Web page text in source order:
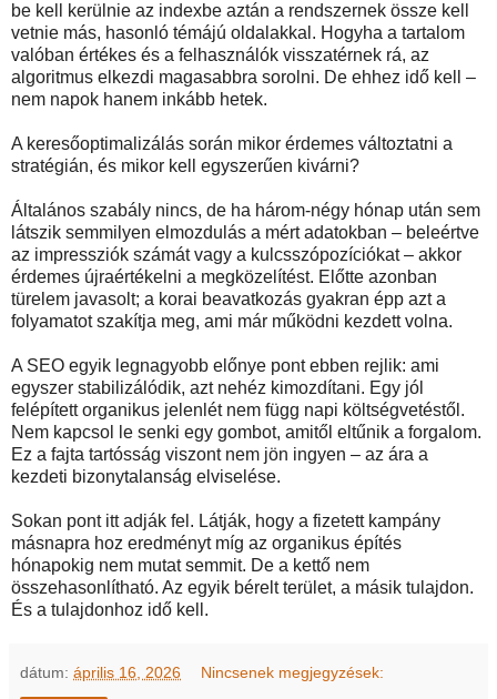
be kell kerülnie az indexbe aztán a rendszernek össze kell
vetnie más, hasonló témájú oldalakkal. Hogyha a tartalom
valóban értékes és a felhasználók visszatérnek rá, az
algoritmus elkezdi magasabbra sorolni. De ehhez idő kell –
nem napok hanem inkább hetek.
A keresőoptimalizálás során mikor érdemes változtatni a
stratégián, és mikor kell egyszerűen kivárni?
Általános szabály nincs, de ha három-négy hónap után sem
látszik semmilyen elmozdulás a mért adatokban – beleértve
az impressziók számát vagy a kulcsszópozíciókat – akkor
érdemes újraértékelni a megközelítést. Előtte azonban
türelem javasolt; a korai beavatkozás gyakran épp azt a
folyamatot szakítja meg, ami már működni kezdett volna.
A SEO egyik legnagyobb előnye pont ebben rejlik: ami
egyszer stabilizálódik, azt nehéz kimozdítani. Egy jól
felépített organikus jelenlét nem függ napi költségvetéstől.
Nem kapcsol le senki egy gombot, amitől eltűnik a forgalom.
Ez a fajta tartósság viszont nem jön ingyen – az ára a
kezdeti bizonytalanság elviselése.
Sokan pont itt adják fel. Látják, hogy a fizetett kampány
másnapra hoz eredményt míg az organikus építés
hónapokig nem mutat semmit. De a kettő nem
összehasonlítható. Az egyik bérelt terület, a másik tulajdon.
És a tulajdonhoz idő kell.
dátum: április 16, 2026 Nincsenek megjegyzések: